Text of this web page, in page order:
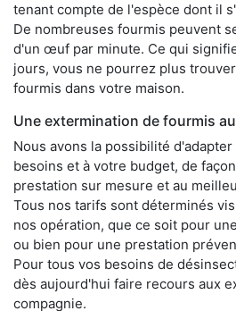
tenant compte de l'espèce dont il
De nombreuses fourmis peuvent
d'un œuf par minute. Ce qui
jours, vous ne pourrez plus
fourmis dans votre maison.
Une extermination de fourmis
Nous avons la possibilité
besoins et à votre budget, de
prestation sur mesure et au
Tous nos tarifs sont déterminés
nos opération, que ce soit pour
ou bien pour une prestation
Pour tous vos besoins de
dès aujourd'hui faire recours aux
compagnie.